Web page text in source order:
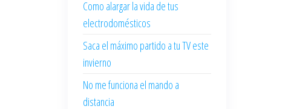
Como alargar la vida de tus
electrodomésticos
Saca el máximo partido a tu TV este
invierno
No me funciona el mando a
distancia